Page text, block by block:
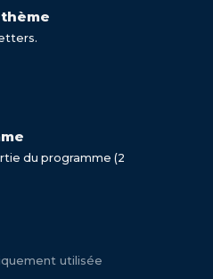
du programme (2
utilisée